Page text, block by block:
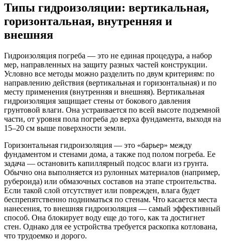
Типы гидроизоляции: вертикальная,
горизонтальная, внутренняя и
внешняя
Гидроизоляция погреба — это не единая процедура, а набор
мер, направленных на защиту разных частей конструкции.
Условно все методы можно разделить по двум критериям: по
направлению действия (вертикальная и горизонтальная) и по
месту применения (внутренняя и внешняя). Вертикальная
гидроизоляция защищает стены от бокового давления
грунтовой влаги. Она устраивается по всей высоте подземной
части, от уровня пола погреба до верха фундамента, выходя на
15–20 см выше поверхности земли.
Горизонтальная гидроизоляция — это «барьер» между
фундаментом и стенами дома, а также под полом погреба. Ее
задача — остановить капиллярный подсос влаги из грунта.
Обычно она выполняется из рулонных материалов (например,
рубероида) или обмазочных составов на этапе строительства.
Если такой слой отсутствует или поврежден, влага будет
беспрепятственно подниматься по стенам. Что касается места
нанесения, то внешняя гидроизоляция — самый эффективный
способ. Она блокирует воду еще до того, как та достигнет
стен. Однако для ее устройства требуется раскопка котлована,
что трудоемко и дорого.